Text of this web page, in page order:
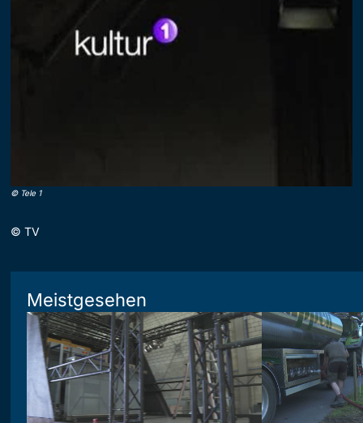
© Tele 1
© TV
Meistgesehen